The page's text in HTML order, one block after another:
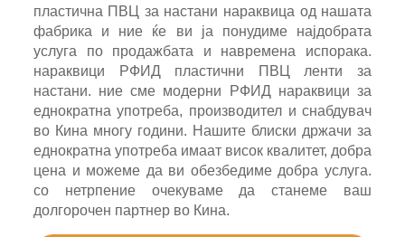
пластична ПВЦ за настани нараквица од нашата
фабрика и ние ќе ви ја понудиме најдобрата
услуга по продажбата и навремена испорака.
нараквици РФИД пластични ПВЦ ленти за
настани. ние сме модерни РФИД нараквици за
еднократна употреба, производител и снабдувач
во Кина многу години. Нашите блиски држачи за
еднократна употреба имаат висок квалитет, добра
цена и можеме да ви обезбедиме добра услуга.
со нетрпение очекуваме да станеме ваш
долгорочен партнер во Кина.